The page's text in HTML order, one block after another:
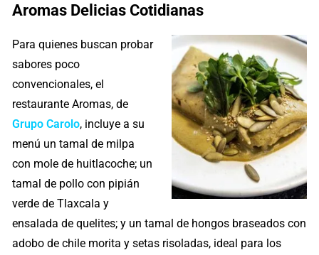
Aromas Delicias Cotidianas
Para quienes buscan probar
sabores poco
convencionales, el
restaurante Aromas, de
Grupo Carolo, incluye a su
menú un tamal de milpa
con mole de huitlacoche; un
tamal de pollo con pipián
verde de Tlaxcala y
ensalada de quelites; y un tamal de hongos braseados con
adobo de chile morita y setas risoladas, ideal para los